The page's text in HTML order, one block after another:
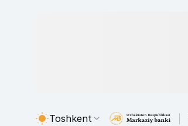
Toshkent